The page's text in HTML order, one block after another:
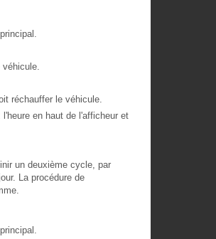
véhicule.
réchauffer le véhicule.
en haut de l'afficheur et
un deuxième cycle, par
La procédure de